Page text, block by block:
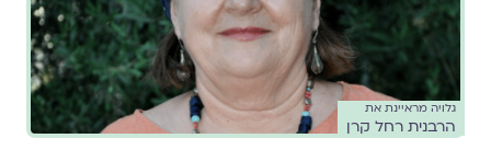
גלויה מראיינת את
הרבנית רחל קרן